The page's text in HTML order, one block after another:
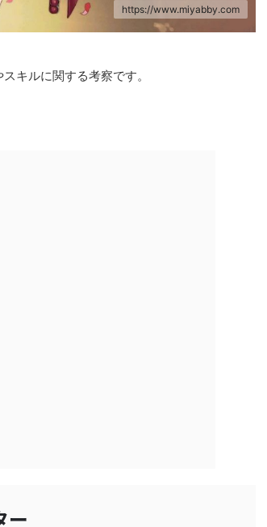
https://www.miyabby.com
キルに関する考察です。
ー